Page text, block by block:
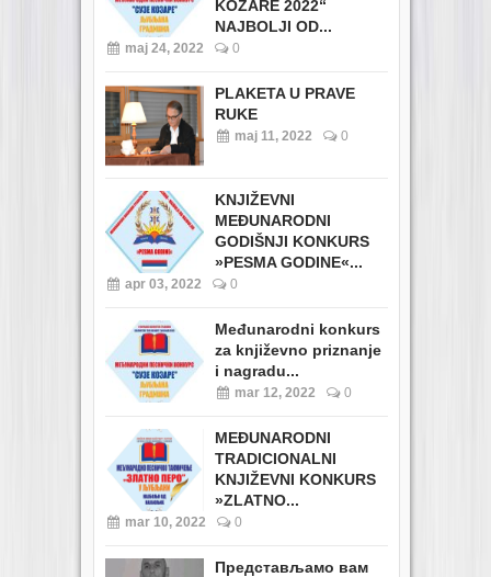
KOZARE 2022“
NAJBOLJI OD...
maj 24, 2022 0
PLAKETA U PRAVE
RUKE
maj 11, 2022 0
KNJIŽEVNI
MEĐUNARODNI
GODIŠNJI KONKURS
»PESMA GODINE«...
apr 03, 2022 0
Međunarodni konkurs
za književno priznanje
i nagradu...
mar 12, 2022 0
MEĐUNARODNI
TRADICIONALNI
KNJIŽEVNI KONKURS
»ZLATNO...
mar 10, 2022 0
Представљамо вам